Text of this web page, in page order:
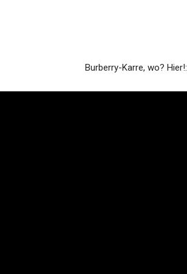
Burberry-Karre, wo? Hier!: